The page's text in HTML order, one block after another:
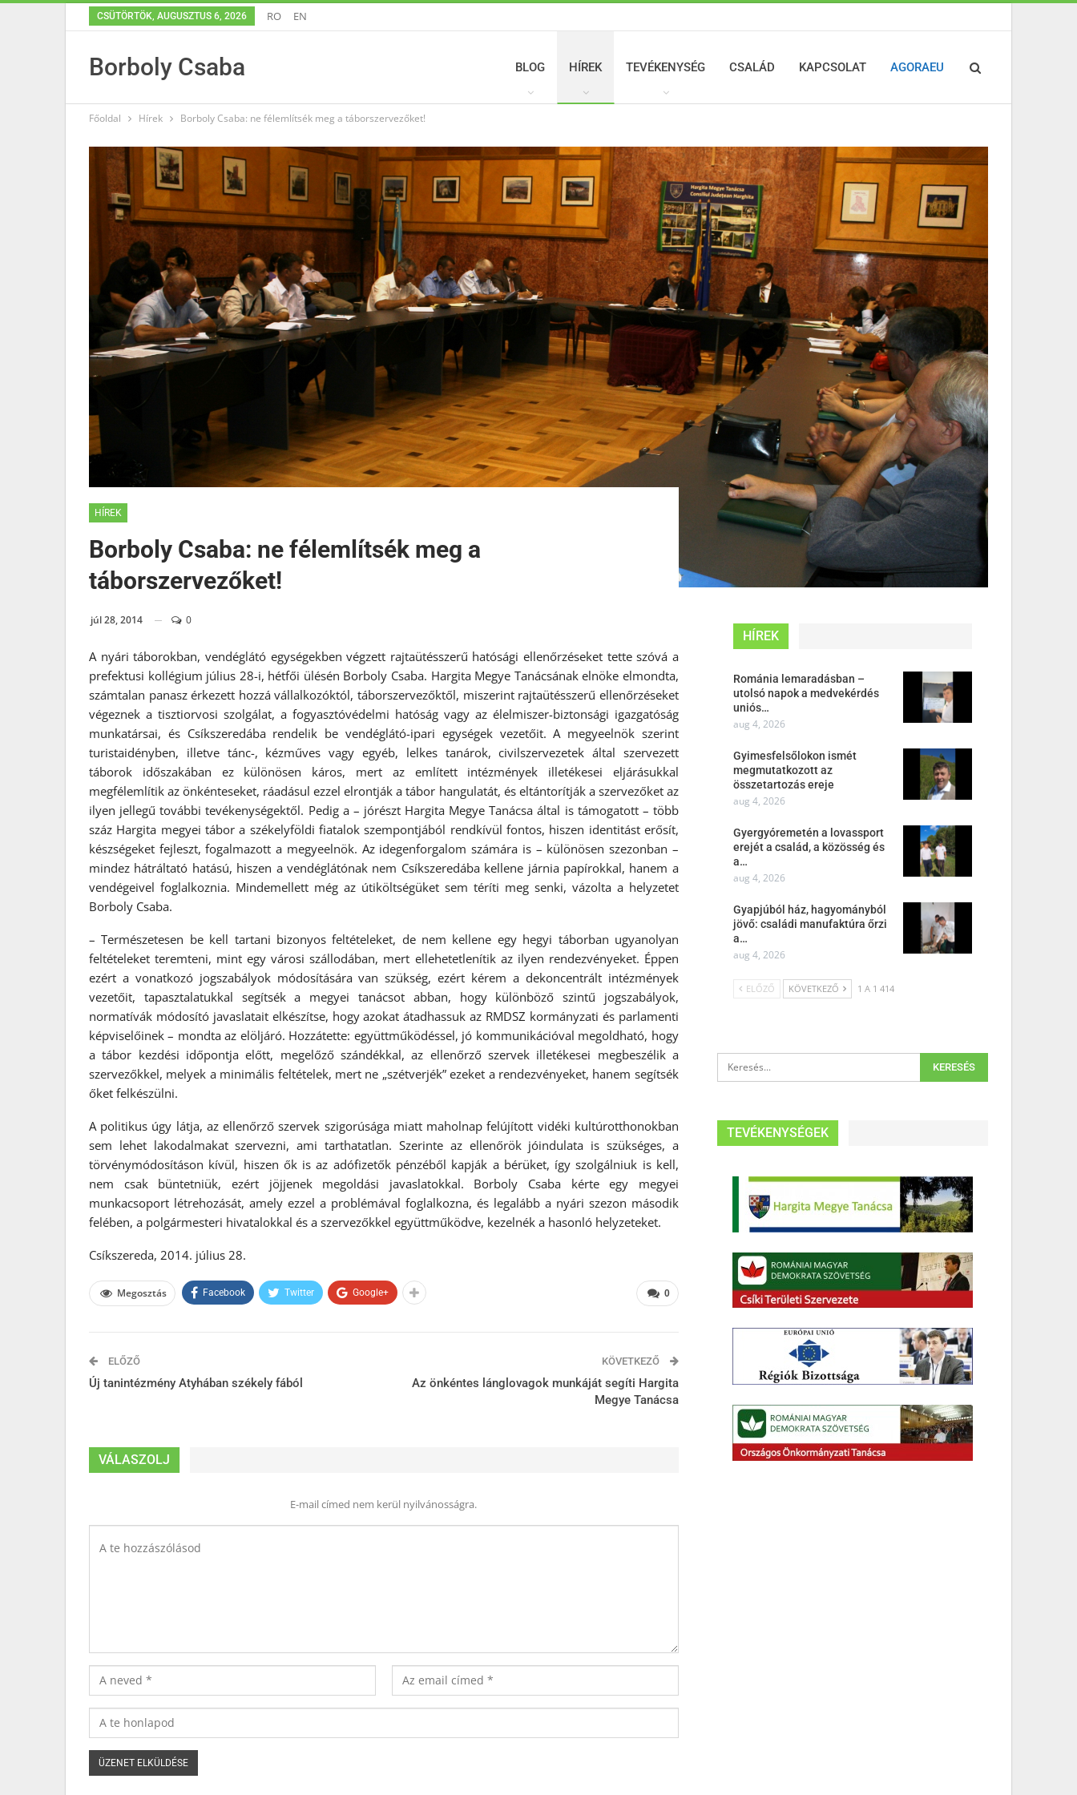
CSÜTÖRTÖK, AUGUSZTUS 6, 2026 RO EN
Borboly Csaba BLOG HÍREK TEVÉKENYSÉG CSALÁD KAPCSOLAT AGORAEU
Főoldal Hírek Borboly Csaba: ne félemlítsék meg a táborszervezőket!
HÍREK
Borboly Csaba: ne félemlítsék meg a
táborszervezőket!
júl 28, 2014 0
A nyári táborokban, vendéglátó egységekben végzett rajtaütésszerű hatósági ellenőrzéseket tette szóvá a
prefektusi kollégium július 28-i, hétfői ülésén Borboly Csaba. Hargita Megye Tanácsának elnöke elmondta,
számtalan panasz érkezett hozzá vállalkozóktól, táborszervezőktől, miszerint rajtaütésszerű ellenőrzéseket
végeznek a tisztiorvosi szolgálat, a fogyasztóvédelmi hatóság vagy az élelmiszer-biztonsági igazgatóság
munkatársai, és Csíkszeredába rendelik be vendéglátó-ipari egységek vezetőit. A megyeelnök szerint
turistaidényben, illetve tánc-, kézműves vagy egyéb, lelkes tanárok, civilszervezetek által szervezett
táborok időszakában ez különösen káros, mert az említett intézmények illetékesei eljárásukkal
megfélemlítik az önkénteseket, ráadásul ezzel elrontják a tábor hangulatát, és eltántorítják a szervezőket az
ilyen jellegű további tevékenységektől. Pedig a – jórészt Hargita Megye Tanácsa által is támogatott – több
száz Hargita megyei tábor a székelyföldi fiatalok szempontjából rendkívül fontos, hiszen identitást erősít,
készségeket fejleszt, fogalmazott a megyeelnök. Az idegenforgalom számára is – különösen szezonban –
mindez hátráltató hatású, hiszen a vendéglátónak nem Csíkszeredába kellene járnia papírokkal, hanem a
vendégeivel foglalkoznia. Mindemellett még az útiköltségüket sem téríti meg senki, vázolta a helyzetet
Borboly Csaba.
– Természetesen be kell tartani bizonyos feltételeket, de nem kellene egy hegyi táborban ugyanolyan
feltételeket teremteni, mint egy városi szállodában, mert ellehetetlenítik az ilyen rendezvényeket. Éppen
ezért a vonatkozó jogszabályok módosítására van szükség, ezért kérem a dekoncentrált intézmények
vezetőit, tapasztalatukkal segítsék a megyei tanácsot abban, hogy különböző szintű jogszabályok,
normatívák módosító javaslatait elkészítse, hogy azokat átadhassuk az RMDSZ kormányzati és parlamenti
képviselőinek – mondta az elöljáró. Hozzátette: együttműködéssel, jó kommunikációval megoldható, hogy
a tábor kezdési időpontja előtt, megelőző szándékkal, az ellenőrző szervek illetékesei megbeszélik a
szervezőkkel, melyek a minimális feltételek, mert ne „szétverjék” ezeket a rendezvényeket, hanem segítsék
őket felkészülni.
A politikus úgy látja, az ellenőrző szervek szigorúsága miatt maholnap felújított vidéki kultúrotthonokban
sem lehet lakodalmakat szervezni, ami tarthatatlan. Szerinte az ellenőrök jóindulata is szükséges, a
törvénymódosításon kívül, hiszen ők is az adófizetők pénzéből kapják a bérüket, így szolgálniuk is kell,
nem csak büntetniük, ezért jöjjenek megoldási javaslatokkal. Borboly Csaba kérte egy megyei
munkacsoport létrehozását, amely ezzel a problémával foglalkozna, és legalább a nyári szezon második
felében, a polgármesteri hivatalokkal és a szervezőkkel együttműködve, kezelnék a hasonló helyzeteket.
Csíkszereda, 2014. július 28.
0
Megosztás Facebook Twitter Google+
ELŐZŐ
Új tanintézmény Atyhában székely fából
KÖVETKEZŐ
Az önkéntes lánglovagok munkáját segíti Hargita
Megye Tanácsa
VÁLASZOLJ
E-mail címed nem kerül nyilvánosságra.
HÍREK
Románia lemaradásban –
utolsó napok a medvekérdés
uniós…
aug 4, 2026
Gyimesfelsőlokon ismét
megmutatkozott az
összetartozás ereje
aug 4, 2026
Gyergyóremetén a lovassport
erejét a család, a közösség és
a…
aug 4, 2026
Gyapjúból ház, hagyományból
jövő: családi manufaktúra őrzi
a…
aug 4, 2026
ELŐZŐ KÖVETKEZŐ 1 A 1 414
TEVÉKENYSÉGEK